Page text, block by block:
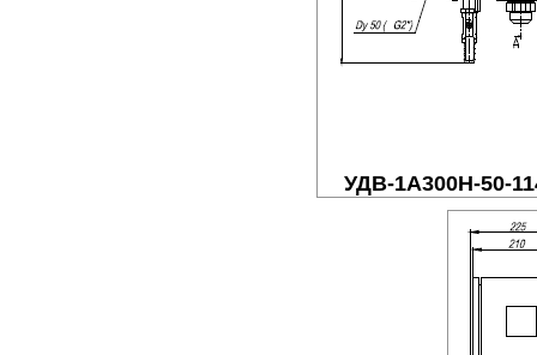
УДВ-1A300Н-50-